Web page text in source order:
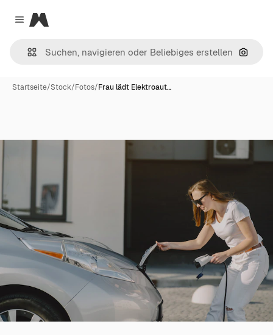
Close menu
Magnific
Nach
Startseite/Stock/Fotos/Frau lädt Elektroaut…